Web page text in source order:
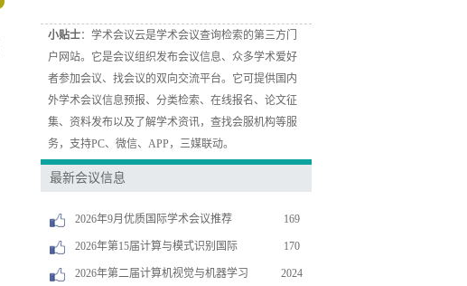
小贴士：学术会议云是学术会议查询检索的第三方门
户网站。它是会议组织发布会议信息、众多学术爱好
者参加会议、找会议的双向交流平台。它可提供国内
外学术会议信息预报、分类检索、在线报名、论文征
集、资料发布以及了解学术资讯，查找会服机构等服
务，支持PC、微信、APP，三媒联动。
最新会议信息
2026年9月优质国际学术会议推荐 169
2026年第15届计算与模式识别国际 170
2026年第二届计算机视觉与机器学习 2024